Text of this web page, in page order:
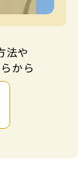
法や
から